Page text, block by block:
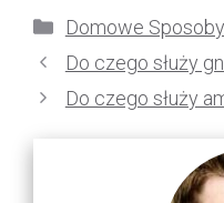
Kategorie
Domowe Sposoby
Do czego służy
Do czego służy